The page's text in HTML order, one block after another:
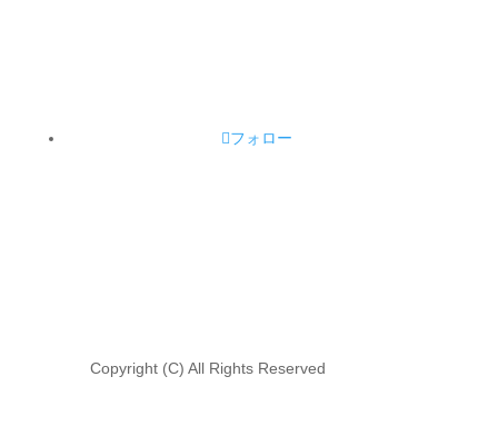
フォロー
Copyright (C) All Rights Reserved